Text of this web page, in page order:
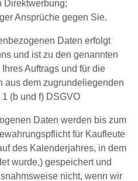
Direktwerbung;
Ansprüche gegen Sie.
Daten erfolgt
und ist zu den genannten
Auftrags und für die
aus dem zugrundeliegenden
(b und f) DSGVO
Daten werden bis zum
für Kaufleute
des Kalenderjahres, in dem
wurde,) gespeichert und
nicht, wenn wir